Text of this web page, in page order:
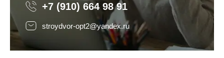
+7 (910) 664 98 91
stroydvor-opt2@yandex.ru